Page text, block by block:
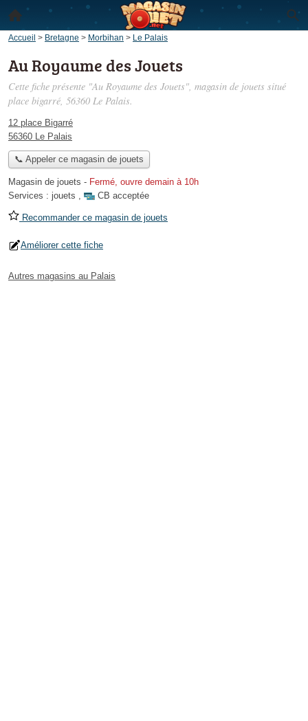
Accueil > Bretagne > Morbihan > Le Palais
Au Royaume des Jouets
Cette fiche présente "Au Royaume des Jouets", magasin de jouets situé
place bigarré, 56360 Le Palais.
12 place Bigarré
56360 Le Palais
📞 Appeler ce magasin de jouets
Magasin de jouets - Fermé, ouvre demain à 10h
Services : jouets , CB acceptée
Recommander ce magasin de jouets
Améliorer cette fiche
Autres magasins au Palais